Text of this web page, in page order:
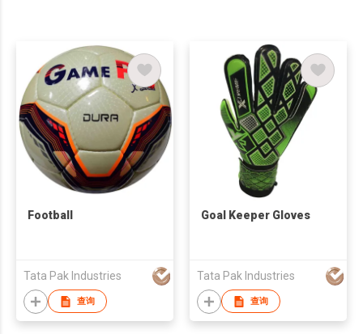
Football
Tata Pak Industries
查询
Goal Keeper Gloves
Tata Pak Industries
查询